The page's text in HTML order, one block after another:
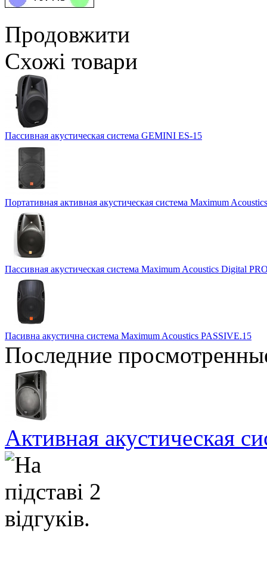
Продовжити
Схожі товари
Пассивная акустическая система GEMINI ES-15
Портативная активная акустическая система Maximum
Пассивная акустическая система Maximum Acoustics Digital
Пасивна акустична система Maximum Acoustics PASSIVE.15
Последние
Активная акустическая